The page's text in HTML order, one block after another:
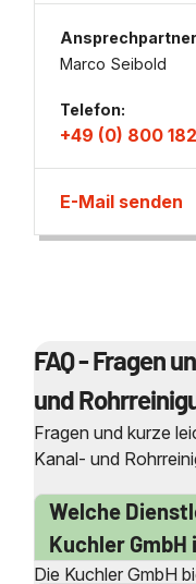
Marco Seibold
Telefon:
+49 (0) 800
E-Mail senden
FAQ - Fragen
und
Fragen und kurze
Kanal- und
Welche
Kuchler
Die Kuchler GmbH